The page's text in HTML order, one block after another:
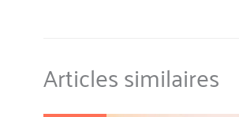
Articles similaires